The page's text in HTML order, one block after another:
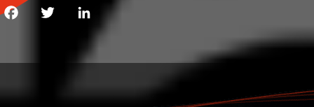
FacebookTwitterLinkedIn